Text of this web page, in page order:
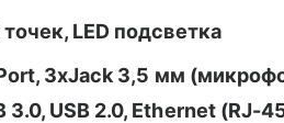
LED подсветка
3хJack 3,5 мм
USB 2.0, Ethernet (RJ-